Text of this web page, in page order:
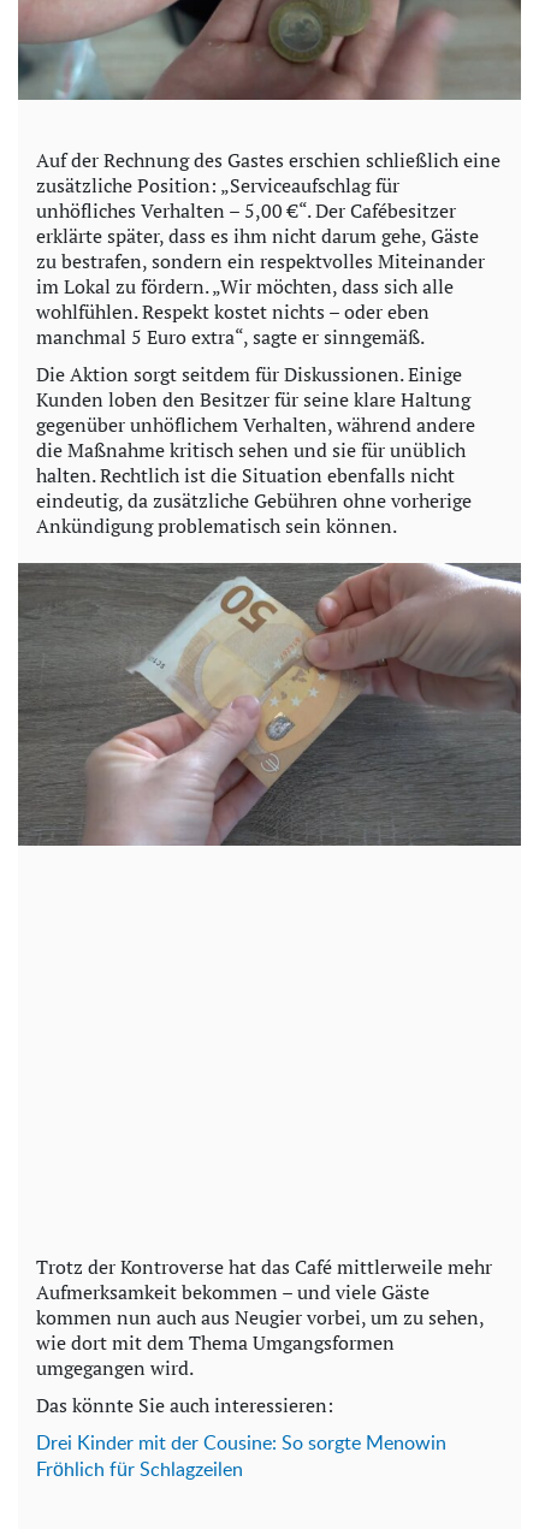
e
Auf der Rechnung des Gastes erschien schließlich eine
zusätzliche Position: „Serviceaufschlag für
unhöfliches Verhalten – 5,00 €“. Der Cafébesitzer
erklärte später, dass es ihm nicht darum gehe, Gäste
zu bestrafen, sondern ein respektvolles Miteinander
im Lokal zu fördern. „Wir möchten, dass sich alle
wohlfühlen. Respekt kostet nichts – oder eben
manchmal 5 Euro extra“, sagte er sinngemäß.
Die Aktion sorgt seitdem für Diskussionen. Einige
Kunden loben den Besitzer für seine klare Haltung
gegenüber unhöflichem Verhalten, während andere
die Maßnahme kritisch sehen und sie für unüblich
halten. Rechtlich ist die Situation ebenfalls nicht
eindeutig, da zusätzliche Gebühren ohne vorherige
Ankündigung problematisch sein können.
Trotz der Kontroverse hat das Café mittlerweile mehr
Aufmerksamkeit bekommen – und viele Gäste
kommen nun auch aus Neugier vorbei, um zu sehen,
wie dort mit dem Thema Umgangsformen
umgegangen wird.
Das könnte Sie auch interessieren:
Drei Kinder mit der Cousine: So sorgte Menowin
Fröhlich für Schlagzeilen